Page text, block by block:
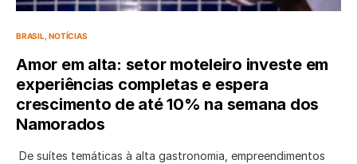
BRASIL NOTÍCIAS
Amor em alta: setor moteleiro investe em
experiências completas e espera
crescimento de até 10% na semana dos
Namorados
De suítes temáticas à alta gastronomia, empreendimentos